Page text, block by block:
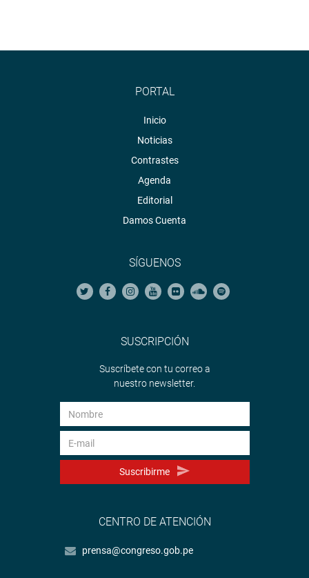
PORTAL
Inicio
Noticias
Contrastes
Agenda
Editorial
Damos Cuenta
SÍGUENOS
SUSCRIPCIÓN
Suscríbete con tu correo a
nuestro newsletter.
Suscribirme
CENTRO DE ATENCIÓN
prensa@congreso.gob.pe